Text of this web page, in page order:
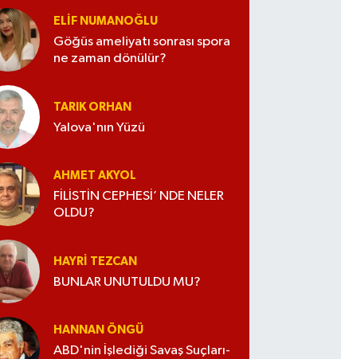
ELİF NUMANOĞLU
Göğüs ameliyatı sonrası spora
ne zaman dönülür?
TARIK ORHAN
Yalova'nın Yüzü
AHMET AKYOL
FİLİSTİN CEPHESİ’ NDE NELER
OLDU?
HAYRI TEZCAN
BUNLAR UNUTULDU MU?
HANNAN ÖNGÜ
ABD'nin İşlediği Savaş Suçları-